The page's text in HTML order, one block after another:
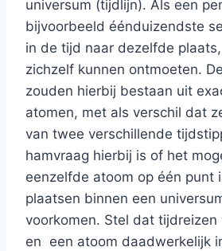
universum (tijdlijn). Als een
bijvoorbeeld éénduizendste
in de tijd naar dezelfde
zichzelf kunnen ontmoeten.
zouden hierbij bestaan uit
atomen, met als verschil dat
van twee verschillende
hamvraag hierbij is of het
eenzelfde atoom op één punt
plaatsen binnen een
voorkomen. Stel dat tijdreizen
en een atoom daadwerkelijk